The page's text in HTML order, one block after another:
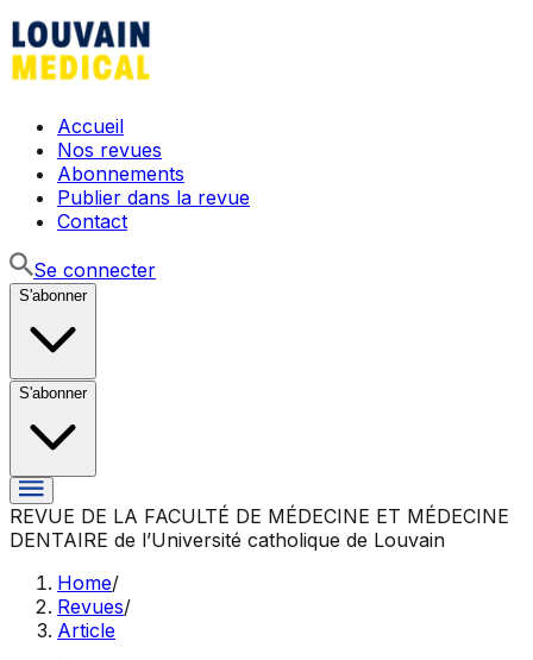
Accueil
Nos revues
Abonnements
Publier dans la revue
Contact
Se connecter
S'abonner
S'abonner
REVUE DE LA FACULTÉ DE MÉDECINE ET MÉDECINE
DENTAIRE de l’Université catholique de Louvain
Home/
Revues/
Article